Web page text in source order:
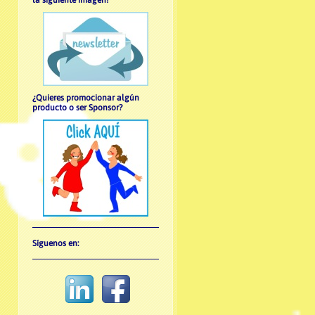
¿Quieres promocionar algún
producto o ser Sponsor?
Síguenos en: